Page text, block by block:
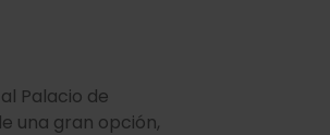
Palacio de
una gran opción,